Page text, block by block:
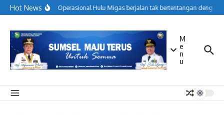
Lewati ke konten
Hot NewsMenjaga Operasional Hulu Migas berjalan tak bertentangan dengan
M
e
n
u